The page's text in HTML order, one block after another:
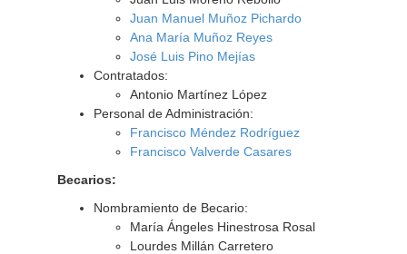
Juan Manuel Muñoz Pichardo
Ana María Muñoz Reyes
José Luis Pino Mejías
Contratados:
Antonio Martínez López
Personal de Administración:
Francisco Méndez Rodríguez
Francisco Valverde Casares
Becarios:
Nombramiento de Becario:
María Ángeles Hinestrosa Rosal
Lourdes Millán Carretero